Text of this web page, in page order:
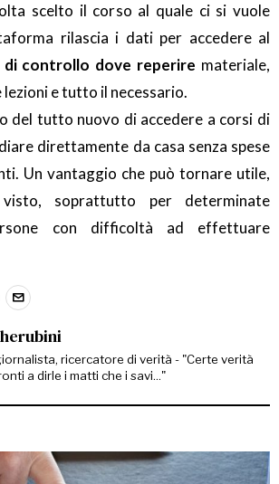
scelto il corso al quale ci si vuole
rilascia i dati per accedere al
controllo dove reperire materiale,
e tutto il necessario.
del tutto nuovo di accedere a corsi di
direttamente da casa senza spese
Un vantaggio che può tornare utile,
visto, soprattutto per determinate
con difficoltà ad effettuare
ricercatore di verità - "Certe verità
a dirle i matti che i savi..."